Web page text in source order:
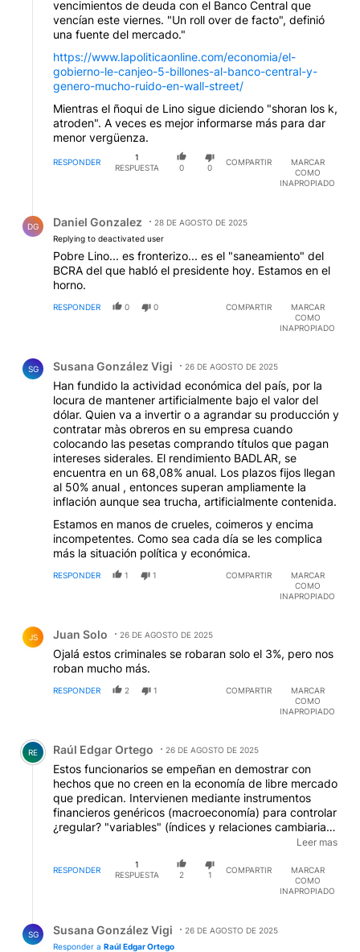
vencimientos de deuda con el Banco Central que
vencían este viernes. "Un roll over de facto", definió
una fuente del mercado."
https://www.lapoliticaonline.com/economia/el-
gobierno-le-canjeo-5-billones-al-banco-central-y-
genero-mucho-ruido-en-wall-street/
Mientras el ñoqui de Lino sigue diciendo "shoran los k,
atroden". A veces es mejor informarse más para dar
menor vergüenza.
RESPONDER
1
RESPUESTA
0 0
COMPARTIR
MARCAR
COMO
INAPROPIADO
DG Daniel Gonzalez
28 DE AGOSTO DE 2025
Replying to deactivated user
Pobre Lino... es fronterizo... es el "saneamiento" del
BCRA del que habló el presidente hoy. Estamos en el
horno.
RESPONDER 0 0 COMPARTIR
MARCAR
COMO
INAPROPIADO
SG Susana González Vigi 26 DE AGOSTO DE 2025
Han fundido la actividad económica del país, por la
locura de mantener artificialmente bajo el valor del
dólar. Quien va a invertir o a agrandar su producción y
contratar màs obreros en su empresa cuando
colocando las pesetas comprando títulos que pagan
intereses siderales. El rendimiento BADLAR, se
encuentra en un 68,08% anual. Los plazos fijos llegan
al 50% anual , entonces superan ampliamente la
inflación aunque sea trucha, artificialmente contenida.
Estamos en manos de crueles, coimeros y encima
incompetentes. Como sea cada día se les complica
más la situación política y económica.
RESPONDER 1 1 COMPARTIR
MARCAR
COMO
INAPROPIADO
JS Juan Solo 26 DE AGOSTO DE 2025
Ojalá estos criminales se robaran solo el 3%, pero nos
roban mucho más.
RESPONDER 2 1 COMPARTIR
MARCAR
COMO
INAPROPIADO
Comentario de Raúl Edgar Ortego.
RE Raúl Edgar Ortego 26 DE AGOSTO DE 2025
Estos funcionarios se empeñan en demostrar con
hechos que no creen en la economía de libre mercado
que predican. Intervienen mediante instrumentos
financieros genéricos (macroeconomía) para controlar
¿regular? "variables" (índices y relaciones cambiarias)
de cara al proceso electoral. Les parece un tema
menor - "transitorio" - "enfriar" la economía real
(microeconomía) tanto como a sus predecesores le
parecía intrascendente distorsionarla - "calentarla" -
conciudadanos sin riesgo patrimonial personal ligado
a sus decisiones.
Leer mas
RESPONDER
1
RESPUESTA
2 1
COMPARTIR
MARCAR
COMO
INAPROPIADO
SG Susana González Vigi
26 DE AGOSTO DE 2025
Responder a Raúl Edgar Ortego